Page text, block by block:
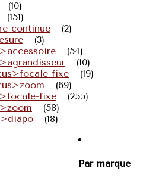
(10)
(151)
continue
(2)
(3)
(54)
(10)
fixe
(19)
(69)
fixe
(255)
(58)
(18)
Par marque